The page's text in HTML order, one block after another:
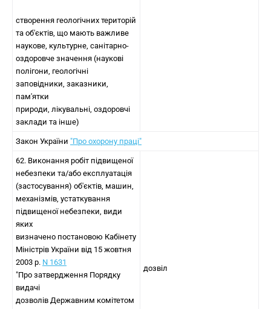
створення геологічних територій
та об'єктів, що мають важливе
наукове, культурне, санітарно-
оздоровче значення (наукові
полігони, геологічні
заповідники, заказники,
пам'ятки
природи, лікувальні, оздоровчі
заклади та інше)
Закон України "Про охорону праці"
62. Виконання робіт підвищеної
небезпеки та/або експлуатація
(застосування) об'єктів, машин,
механізмів, устаткування
підвищеної небезпеки, види
яких
визначено постановою Кабінету
Міністрів України від 15 жовтня
2003 р. N 1631
"Про затвердження Порядку
видачі
дозволів Державним комітетом
дозвіл